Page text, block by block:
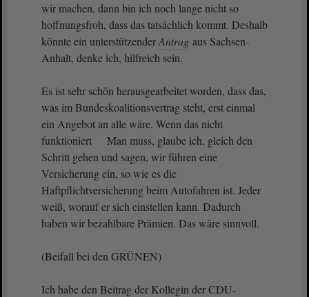
wir machen, dann bin ich noch lange nicht so
hoffnungsfroh, dass das tatsächlich kommt. Deshalb
könnte ein unterstützenderAntrag aus Sachsen-
Anhalt, denke ich, hilfreich sein.
Es ist sehr schön herausgearbeitet worden, dass das,
was im Bundeskoalitionsvertrag steht, erst einmal
ein Angebot an alle wäre. Wenn das nicht
funktioniert Man muss, glaube ich, gleich den
Schritt gehen und sagen, wir führen eine
Versicherung ein, so wie es die
Haftpflichtversicherung beim Autofahren ist. Jeder
weiß, worauf er sich einstellen kann. Dadurch
haben wir bezahlbare Prämien. Das wäre sinnvoll.
(Beifall bei den GRÜNEN)
Ich habe den Beitrag der Kollegin der CDU-